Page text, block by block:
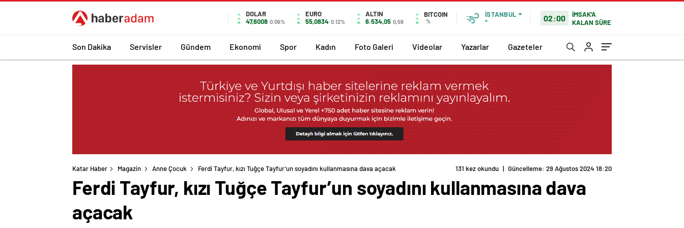
DOLAR
47,6008 0.06%
EURO
55,0834 0.12%
ALTIN
6.534,05 0,58
BITCOIN
%
İSTANBUL
°
02:00
İMSAK'A
KALAN SÜRE
Son Dakika Servisler Gündem Ekonomi Spor Kadın Foto Galeri Videolar Yazarlar Gazeteler
Katar Haber Magazin Anne Çocuk Ferdi Tayfur, kızı Tuğçe Tayfur’un soyadını kullanmasına dava açacak 131 kez okundu | Güncelleme: 29 Ağustos 2024 18:20
Ferdi Tayfur, kızı Tuğçe Tayfur’un soyadını kullanmasına dava
açacak